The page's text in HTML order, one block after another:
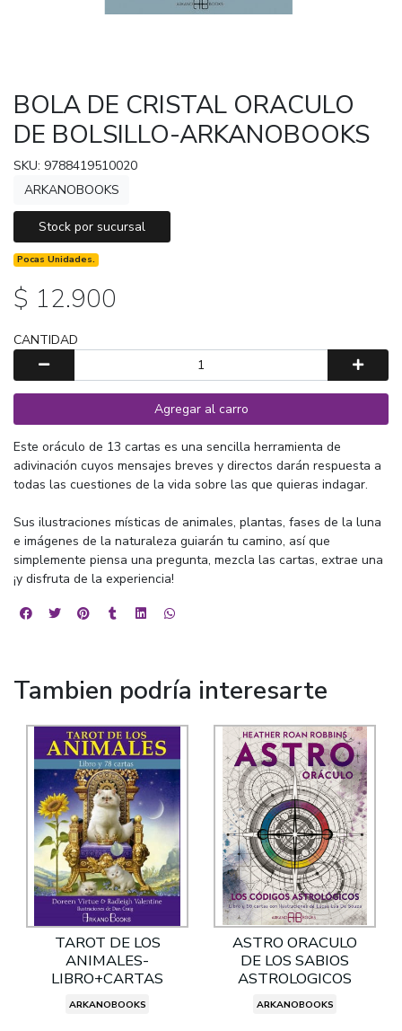
BOLA DE CRISTAL ORACULO
DE BOLSILLO-ARKANOBOOKS
SKU: 9788419510020
ARKANOBOOKS
Stock por sucursal
Pocas Unidades.
$ 12.900
CANTIDAD
Agregar al carro
Este oráculo de 13 cartas es una sencilla herramienta de
adivinación cuyos mensajes breves y directos darán respuesta a
todas las cuestiones de la vida sobre las que quieras indagar.
Sus ilustraciones místicas de animales, plantas, fases de la luna
e imágenes de la naturaleza guiarán tu camino, así que
simplemente piensa una pregunta, mezcla las cartas, extrae una
¡y disfruta de la experiencia!
Tambien podría interesarte
TAROT DE LOS
ANIMALES-
LIBRO+CARTAS
ARKANOBOOKS
ASTRO ORACULO
DE LOS SABIOS
ASTROLOGICOS
ARKANOBOOKS